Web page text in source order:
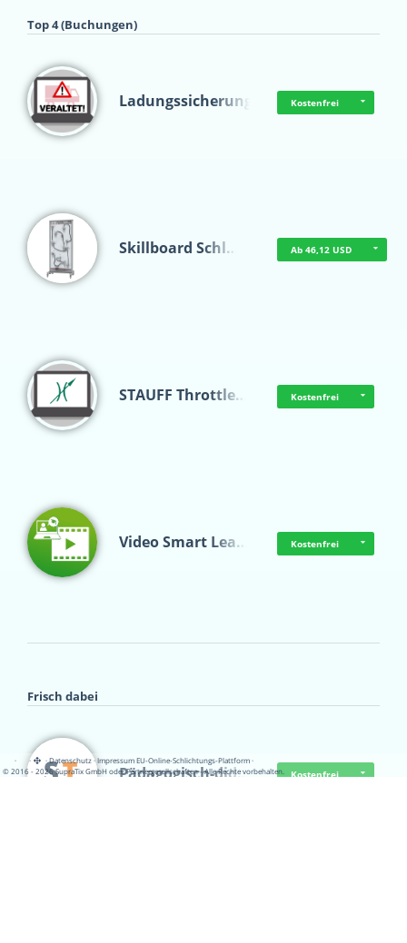
Top 4 (Buchungen)
Ladungssicherung Kostenfrei
Skillboard Schl… Ab 46,12 USD
STAUFF Throttle… Kostenfrei
Video Smart Lea… Kostenfrei
Frisch dabei
Pädagogisch-did… Kostenfrei
· · ·Datenschutz·Impressum EU-Online-Schlichtungs-Plattform·
© 2016 - 2026 SupraTix GmbH oder Partnergesellschaften - Alle Rechte vorbehalten.